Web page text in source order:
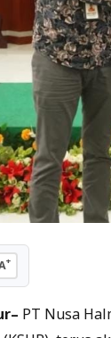
+
PT Nusa